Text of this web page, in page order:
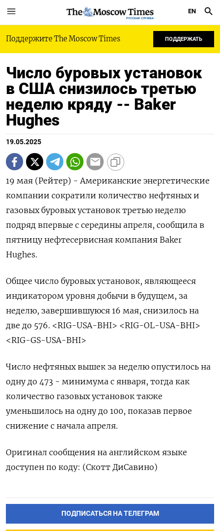
РУССКАЯ СЛУЖБА
EN
Поддержите The Moscow Times ПОДДЕРЖАТЬ
Число буровых установок
в США снизилось третью
неделю кряду -- Baker
Hughes
19.05.2025
19 мая (Рейтер) - Американские энергетические
компании сократили количество нефтяных и
газовых буровых установок третью неделю
подряд впервые с середины апреля, сообщила в
пятницу нефтесервисная компания Baker
Hughes.
Общее число буровых установок, являющееся
индикатором уровня добычи в будущем, за
неделю, завершившуюся 16 мая, снизилось на
две до 576. <RIG-USA-BHI> <RIG-OL-USA-BHI>
<RIG-GS-USA-BHI>
Число нефтяных вышек за неделю опустилось на
одну до 473 - минимума с января, тогда как
количество газовых установок также
уменьшилось на одну до 100, показав первое
снижение с начала апреля.
Оригинал сообщения на английском языке
доступен по коду: (Скотт ДиСавино)
ПОДПИСАТЬСЯ НА ТЕЛЕГРАМ